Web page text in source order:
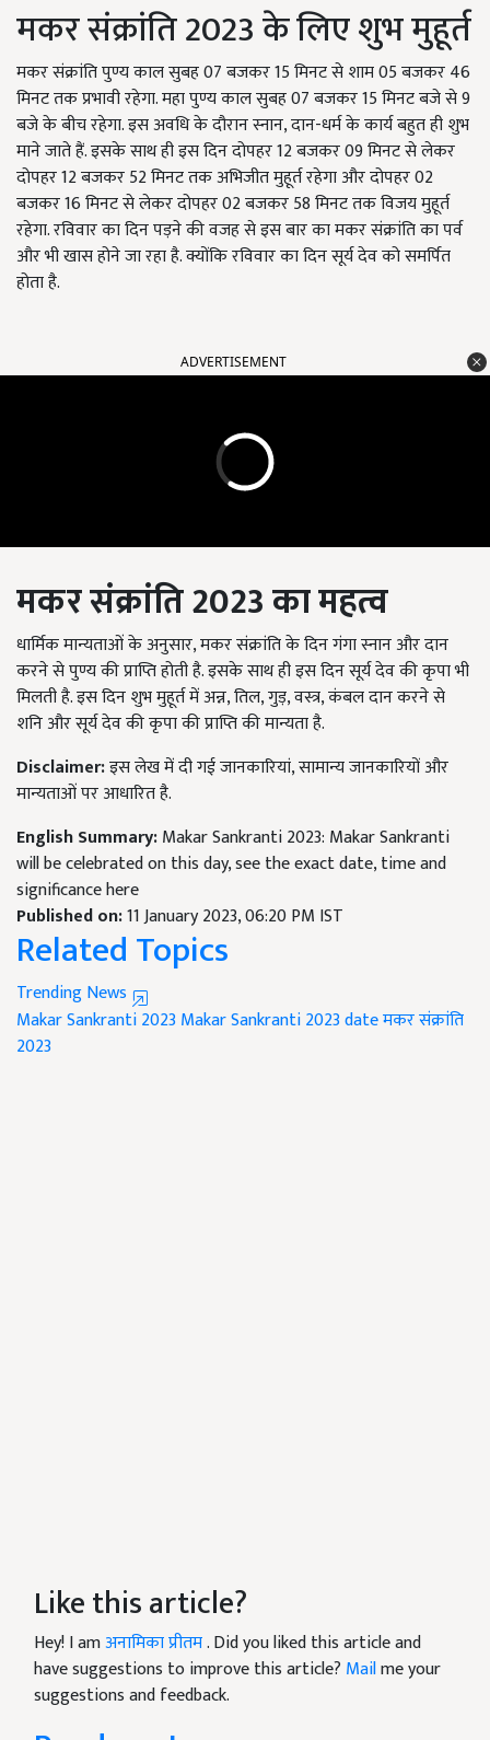
मकर संक्रांति 2023 के लिए शुभ मुहूर्त
मकर संक्रांति पुण्य काल सुबह 07 बजकर 15 मिनट से शाम 05 बजकर 46
मिनट तक प्रभावी रहेगा. महा पुण्य काल सुबह 07 बजकर 15 मिनट बजे से 9
बजे के बीच रहेगा. इस अवधि के दौरान स्नान, दान-धर्म के कार्य बहुत ही शुभ
माने जाते हैं. इसके साथ ही इस दिन दोपहर 12 बजकर 09 मिनट से लेकर
दोपहर 12 बजकर 52 मिनट तक अभिजीत मुहूर्त रहेगा और दोपहर 02
बजकर 16 मिनट से लेकर दोपहर 02 बजकर 58 मिनट तक विजय मुहूर्त
रहेगा. रविवार का दिन पड़ने की वजह से इस बार का मकर संक्रांति का पर्व
और भी खास होने जा रहा है. क्योंकि रविवार का दिन सूर्य देव को समर्पित
होता है.
ADVERTISEMENT
मकर संक्रांति 2023 का महत्व
धार्मिक मान्यताओं के अनुसार, मकर संक्रांति के दिन गंगा स्नान और दान
करने से पुण्य की प्राप्ति होती है. इसके साथ ही इस दिन सूर्य देव की कृपा भी
मिलती है. इस दिन शुभ मुहूर्त में अन्न, तिल, गुड़, वस्त्र, कंबल दान करने से
शनि और सूर्य देव की कृपा की प्राप्ति की मान्यता है.
Disclaimer:इस लेख में दी गई जानकारियां, सामान्य जानकारियों और
मान्यताओं पर आधारित है.
English Summary:Makar Sankranti 2023: Makar Sankranti
will be celebrated on this day, see the exact date, time and
significance here
Published on:11 January 2023, 06:20 PM IST
Related Topics
Trending News
Makar Sankranti 2023 Makar Sankranti 2023 dateमकर संक्रांति
2023
Like this article?
Hey! I amअनामिका प्रीतम. Did you liked this article and
have suggestions to improve this article? Mailme your
suggestions and feedback.